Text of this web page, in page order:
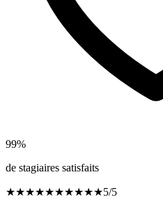
99%
de stagiaires satisfaits
★★★★★★★★★★5/5